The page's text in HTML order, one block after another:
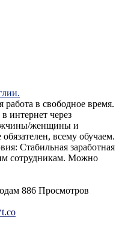
работа в свободное время.
интернет через
женщины и
всему обучаем.
Стабильная заработная
сотрудникам. Можно
886 Просмотров